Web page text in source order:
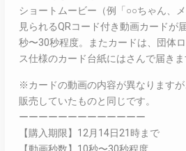
ショートムービー（例「○○ちゃん、
見られるQRコード付き動画カード
秒〜30秒程度。またカードは、団体
ス仕様のカード台紙にはさんで届きま
※カードの動画の内容が異なります
販売していたものと同じです。
ーーーーーーーーーーーーー
【購入期限】12月14日21時まで